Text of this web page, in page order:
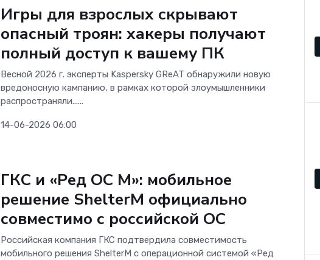
Игры для взрослых скрывают
опасный троян: хакеры получают
полный доступ к вашему ПК
Весной 2026 г. эксперты Kaspersky GReAT обнаружили новую
вредоносную кампанию, в рамках которой злоумышленники
распространяли......
14-06-2026 06:00
ГКС и «Ред ОС М»: мобильное
решение ShelterM официально
совместимо с российской ОС
Российская компания ГКС подтвердила совместимость
мобильного решения ShelterM с операционной системой «Ред